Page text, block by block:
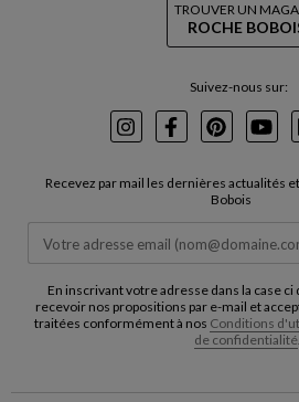
TROUVER UN
ROCHE
Suivez-nous sur:
InstagramFacebookPinterest
Recevez par mail les dernières actualités
Bobois
En inscrivant votre adresse dans la case
recevoir nos propositions par e-mail et
traitées conformément à nos Conditions
de confidentialité.